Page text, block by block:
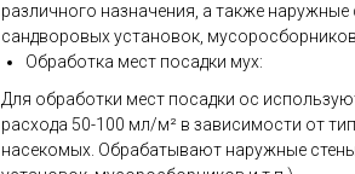
различного назначения, а также
сандворовых установок, мусоросборников
Обработка мест посадки мух:
Для обработки мест посадки ос
расхода 50-100 мл/м² в зависимости от
насекомых. Обрабатывают наружные